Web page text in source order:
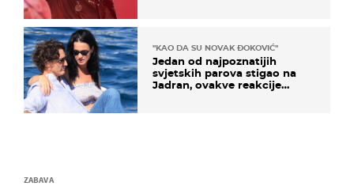
"KAO DA SU NOVAK ĐOKOVIĆ"
Jedan od najpoznatijih
svjetskih parova stigao na
Jadran, ovakve reakcije
ZABAVA